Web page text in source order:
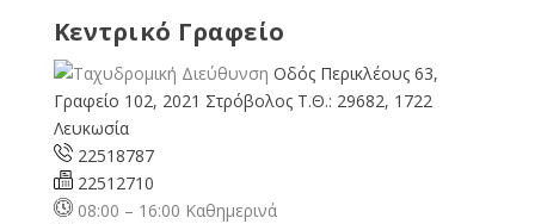
Κεντρικό Γραφείο
Οδός Περικλέους 63,
Γραφείο 102, 2021 Στρόβολος Τ.Θ.: 29682, 1722
Λευκωσία
22518787
22512710
08:00 – 16:00 Καθημερινά